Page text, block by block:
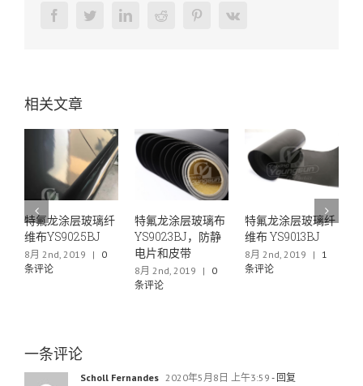
FacebookTwitterLinkedInReddit PinterestVk
相关文章
层玻璃纤
| 0
特氟龙涂层玻璃布
YS9023BJ，防静
电片和皮带
|
0
特氟龙涂层玻璃纤
维布 YS9013BJ
8月 2nd, 2019 |
1
条评论
特氟龙薄膜层
布YS6040
6月 29th, 2019
一条评论
Scholl Fernandes 2020年5月8日 上午3:59 - 回复